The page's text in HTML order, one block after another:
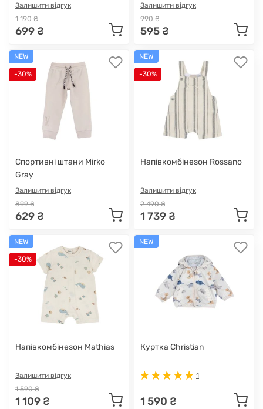
Залишити відгук
1 190 ₴
699 ₴
Залишити відгук
990 ₴
595 ₴
NEW
-30%
Спортивні штани Mirko
Gray
Залишити відгук
899 ₴
629 ₴
NEW
-30%
Напівкомбінезон Rossano
Залишити відгук
2 490 ₴
1 739 ₴
NEW
-30%
Напівкомбінезон Mathias
Залишити відгук
1 590 ₴
1 109 ₴
NEW
Куртка Christian
1
1 590 ₴